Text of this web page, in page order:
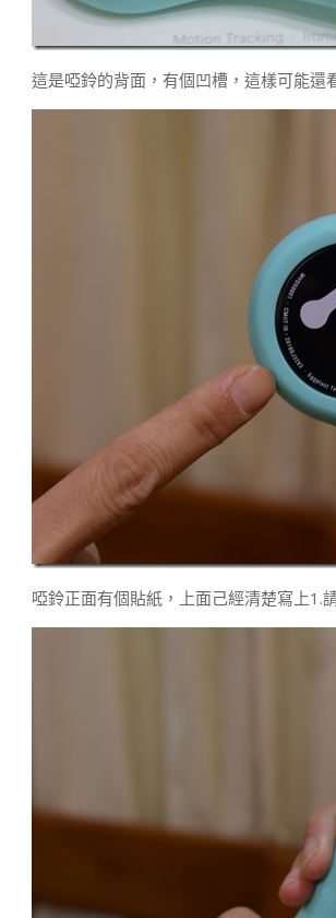
這是啞鈴的背面，有個凹槽，這樣可能還
啞鈴正面有個貼紙，上面己經清楚寫上1.